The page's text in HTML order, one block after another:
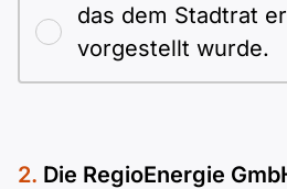
das dem Stadtrat
vorgestellt wurde.
Die RegioEnergie